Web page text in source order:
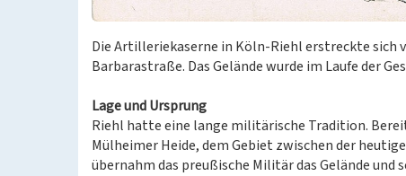
Die Artilleriekaserne in Köln-Riehl erstreckte
Barbarastraße. Das Gelände wurde im Laufe der
Lage und Ursprung
Riehl hatte eine lange militärische Tradition.
Mülheimer Heide, dem Gebiet zwischen der
übernahm das preußische Militär das Gelände und